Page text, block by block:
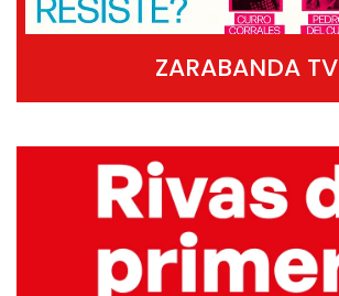
ZARABANDA TV